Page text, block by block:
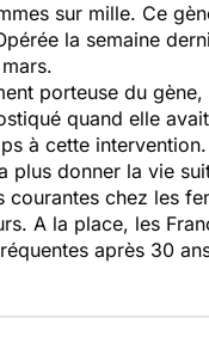
sur mille. Ce
la semaine
porteuse du
quand elle
à cette
donner la vie
chez les
A la place, les
après 30